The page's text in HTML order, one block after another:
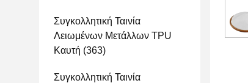
Συγκολλητική Ταινία
Λειωμένων Μετάλλων TPU
Καυτή (363)
Συγκολλητική Ταινία